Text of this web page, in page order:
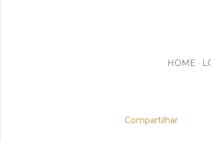
HOME
Compartilhar